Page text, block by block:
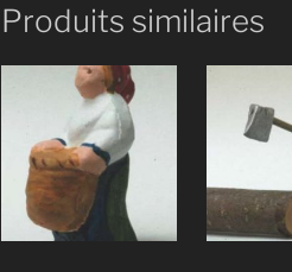
Produits similaires